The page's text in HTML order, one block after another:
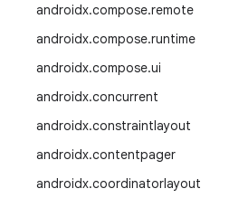
androidx.compose.remote
androidx.compose.runtime
androidx.compose.ui
androidx.concurrent
androidx.constraintlayout
androidx.contentpager
androidx.coordinatorlayout